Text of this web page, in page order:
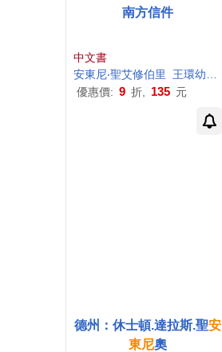
南方信件
中文書
安東尼‧聖艾修伯里
王環幼、王鼎傑
優惠價: 9 折, 135 元
德州：休士頓.達拉斯.聖安
東尼奧